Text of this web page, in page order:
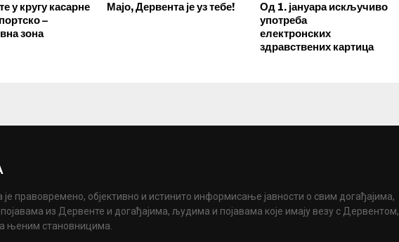
у кругу касарне
–
зона
Мајо, Дервента је уз тебе!
Од 1. јануара искључиво
употреба
електронских
здравствених картица
је правовремено, објективно и истинито информисање јавности о свим догађајима,
из Дервенте и догађајима, људима и појавама које имају везу с Дервентом,
њеним становницима.